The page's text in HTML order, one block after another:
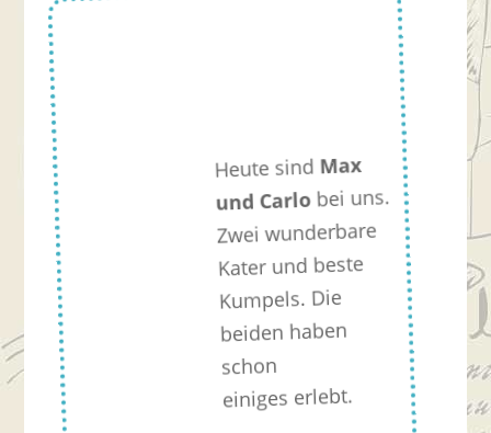
Heute sindMax
und Carlobei uns.
Zwei wunderbare
Kater und beste
Kumpels. Die
beiden haben
schon
einiges erlebt.